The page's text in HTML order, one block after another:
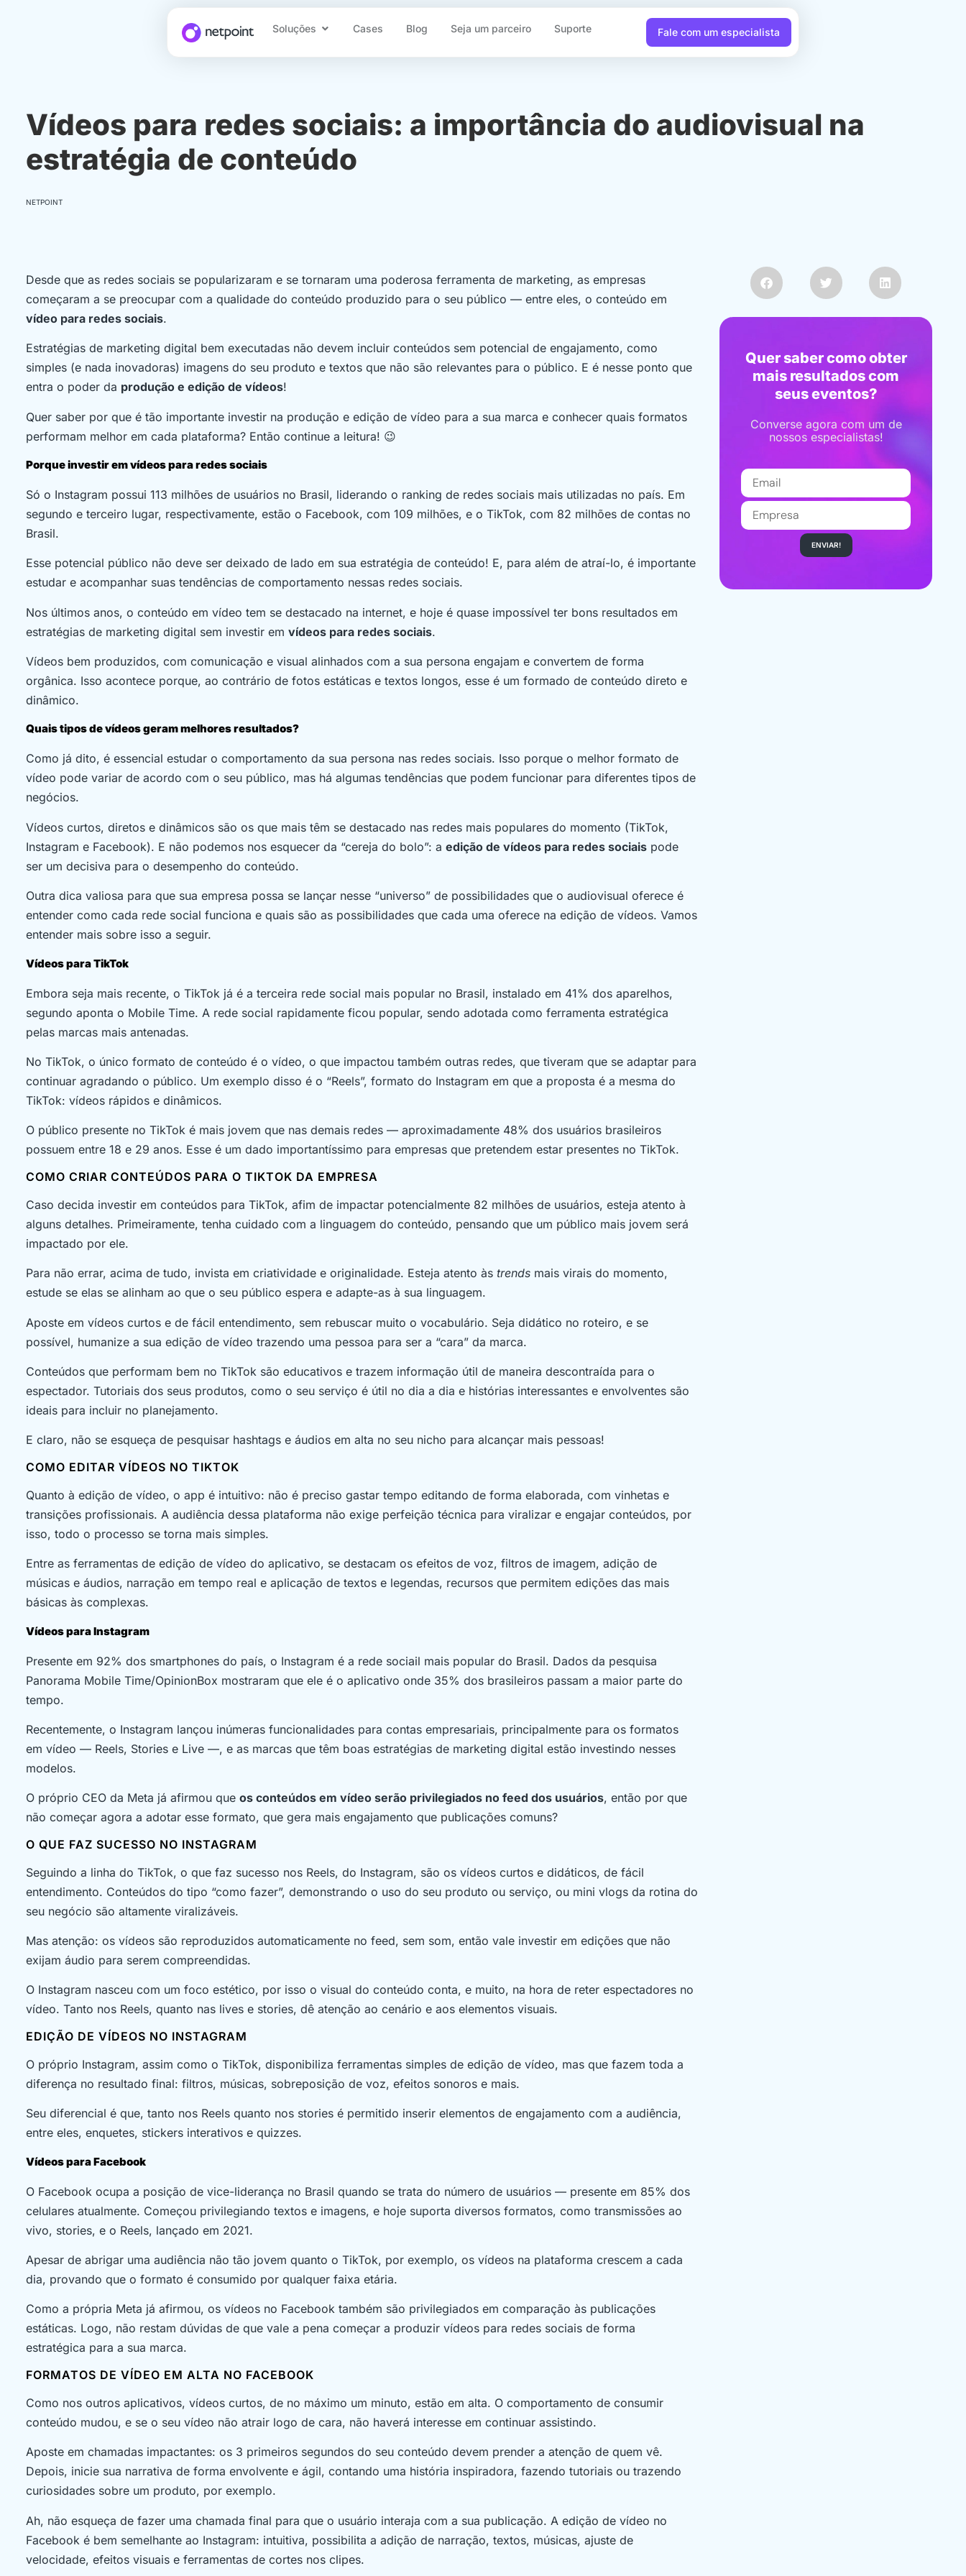
Soluções Cases Blog Seja um parceiro Suporte Fale com um especialista
Vídeos para redes sociais: a importância do audiovisual na
estratégia de conteúdo
NETPOINT
Desde que as redes sociais se popularizaram e se tornaram uma poderosa ferramenta de marketing, as empresas
começaram a se preocupar com a qualidade do conteúdo produzido para o seu público — entre eles, o conteúdo em
vídeo para redes sociais.
Estratégias de marketing digital bem executadas não devem incluir conteúdos sem potencial de engajamento, como
simples (e nada inovadoras) imagens do seu produto e textos que não são relevantes para o público. E é nesse ponto que
entra o poder da produção e edição de vídeos!
Quer saber por que é tão importante investir na produção e edição de vídeo para a sua marca e conhecer quais formatos
performam melhor em cada plataforma? Então continue a leitura! 😉
Porque investir em vídeos para redes sociais
Só o Instagram possui 113 milhões de usuários no Brasil, liderando o ranking de redes sociais mais utilizadas no país. Em
segundo e terceiro lugar, respectivamente, estão o Facebook, com 109 milhões, e o TikTok, com 82 milhões de contas no
Brasil.
Esse potencial público não deve ser deixado de lado em sua estratégia de conteúdo! E, para além de atraí-lo, é importante
estudar e acompanhar suas tendências de comportamento nessas redes sociais.
Nos últimos anos, o conteúdo em vídeo tem se destacado na internet, e hoje é quase impossível ter bons resultados em
estratégias de marketing digital sem investir em vídeos para redes sociais.
Vídeos bem produzidos, com comunicação e visual alinhados com a sua persona engajam e convertem de forma
orgânica. Isso acontece porque, ao contrário de fotos estáticas e textos longos, esse é um formado de conteúdo direto e
dinâmico.
Quais tipos de vídeos geram melhores resultados?
Como já dito, é essencial estudar o comportamento da sua persona nas redes sociais. Isso porque o melhor formato de
vídeo pode variar de acordo com o seu público, mas há algumas tendências que podem funcionar para diferentes tipos de
negócios.
Vídeos curtos, diretos e dinâmicos são os que mais têm se destacado nas redes mais populares do momento (TikTok,
Instagram e Facebook). E não podemos nos esquecer da “cereja do bolo”: a edição de vídeos para redes sociais pode
ser um decisiva para o desempenho do conteúdo.
Outra dica valiosa para que sua empresa possa se lançar nesse “universo” de possibilidades que o audiovisual oferece é
entender como cada rede social funciona e quais são as possibilidades que cada uma oferece na edição de vídeos. Vamos
entender mais sobre isso a seguir.
Vídeos para TikTok
Embora seja mais recente, o TikTok já é a terceira rede social mais popular no Brasil, instalado em 41% dos aparelhos,
segundo aponta o Mobile Time. A rede social rapidamente ficou popular, sendo adotada como ferramenta estratégica
pelas marcas mais antenadas.
No TikTok, o único formato de conteúdo é o vídeo, o que impactou também outras redes, que tiveram que se adaptar para
continuar agradando o público. Um exemplo disso é o “Reels”, formato do Instagram em que a proposta é a mesma do
TikTok: vídeos rápidos e dinâmicos.
O público presente no TikTok é mais jovem que nas demais redes — aproximadamente 48% dos usuários brasileiros
possuem entre 18 e 29 anos. Esse é um dado importantíssimo para empresas que pretendem estar presentes no TikTok.
COMO CRIAR CONTEÚDOS PARA O TIKTOK DA EMPRESA
Caso decida investir em conteúdos para TikTok, afim de impactar potencialmente 82 milhões de usuários, esteja atento à
alguns detalhes. Primeiramente, tenha cuidado com a linguagem do conteúdo, pensando que um público mais jovem será
impactado por ele.
Para não errar, acima de tudo, invista em criatividade e originalidade. Esteja atento às trends mais virais do momento,
estude se elas se alinham ao que o seu público espera e adapte-as à sua linguagem.
Aposte em vídeos curtos e de fácil entendimento, sem rebuscar muito o vocabulário. Seja didático no roteiro, e se
possível, humanize a sua edição de vídeo trazendo uma pessoa para ser a “cara” da marca.
Conteúdos que performam bem no TikTok são educativos e trazem informação útil de maneira descontraída para o
espectador. Tutoriais dos seus produtos, como o seu serviço é útil no dia a dia e histórias interessantes e envolventes são
ideais para incluir no planejamento.
E claro, não se esqueça de pesquisar hashtags e áudios em alta no seu nicho para alcançar mais pessoas!
COMO EDITAR VÍDEOS NO TIKTOK
Quanto à edição de vídeo, o app é intuitivo: não é preciso gastar tempo editando de forma elaborada, com vinhetas e
transições profissionais. A audiência dessa plataforma não exige perfeição técnica para viralizar e engajar conteúdos, por
isso, todo o processo se torna mais simples.
Entre as ferramentas de edição de vídeo do aplicativo, se destacam os efeitos de voz, filtros de imagem, adição de
músicas e áudios, narração em tempo real e aplicação de textos e legendas, recursos que permitem edições das mais
básicas às complexas.
Vídeos para Instagram
Presente em 92% dos smartphones do país, o Instagram é a rede sociail mais popular do Brasil. Dados da pesquisa
Panorama Mobile Time/OpinionBox mostraram que ele é o aplicativo onde 35% dos brasileiros passam a maior parte do
tempo.
Recentemente, o Instagram lançou inúmeras funcionalidades para contas empresariais, principalmente para os formatos
em vídeo — Reels, Stories e Live —, e as marcas que têm boas estratégias de marketing digital estão investindo nesses
modelos.
O próprio CEO da Meta já afirmou que os conteúdos em vídeo serão privilegiados no feed dos usuários, então por que
não começar agora a adotar esse formato, que gera mais engajamento que publicações comuns?
O QUE FAZ SUCESSO NO INSTAGRAM
Seguindo a linha do TikTok, o que faz sucesso nos Reels, do Instagram, são os vídeos curtos e didáticos, de fácil
entendimento. Conteúdos do tipo “como fazer”, demonstrando o uso do seu produto ou serviço, ou mini vlogs da rotina do
seu negócio são altamente viralizáveis.
Mas atenção: os vídeos são reproduzidos automaticamente no feed, sem som, então vale investir em edições que não
exijam áudio para serem compreendidas.
O Instagram nasceu com um foco estético, por isso o visual do conteúdo conta, e muito, na hora de reter espectadores no
vídeo. Tanto nos Reels, quanto nas lives e stories, dê atenção ao cenário e aos elementos visuais.
EDIÇÃO DE VÍDEOS NO INSTAGRAM
O próprio Instagram, assim como o TikTok, disponibiliza ferramentas simples de edição de vídeo, mas que fazem toda a
diferença no resultado final: filtros, músicas, sobreposição de voz, efeitos sonoros e mais.
Seu diferencial é que, tanto nos Reels quanto nos stories é permitido inserir elementos de engajamento com a audiência,
entre eles, enquetes, stickers interativos e quizzes.
Vídeos para Facebook
O Facebook ocupa a posição de vice-liderança no Brasil quando se trata do número de usuários — presente em 85% dos
celulares atualmente. Começou privilegiando textos e imagens, e hoje suporta diversos formatos, como transmissões ao
vivo, stories, e o Reels, lançado em 2021.
Apesar de abrigar uma audiência não tão jovem quanto o TikTok, por exemplo, os vídeos na plataforma crescem a cada
dia, provando que o formato é consumido por qualquer faixa etária.
Como a própria Meta já afirmou, os vídeos no Facebook também são privilegiados em comparação às publicações
estáticas. Logo, não restam dúvidas de que vale a pena começar a produzir vídeos para redes sociais de forma
estratégica para a sua marca.
FORMATOS DE VÍDEO EM ALTA NO FACEBOOK
Como nos outros aplicativos, vídeos curtos, de no máximo um minuto, estão em alta. O comportamento de consumir
conteúdo mudou, e se o seu vídeo não atrair logo de cara, não haverá interesse em continuar assistindo.
Aposte em chamadas impactantes: os 3 primeiros segundos do seu conteúdo devem prender a atenção de quem vê.
Depois, inicie sua narrativa de forma envolvente e ágil, contando uma história inspiradora, fazendo tutoriais ou trazendo
curiosidades sobre um produto, por exemplo.
Ah, não esqueça de fazer uma chamada final para que o usuário interaja com a sua publicação. A edição de vídeo no
Facebook é bem semelhante ao Instagram: intuitiva, possibilita a adição de narração, textos, músicas, ajuste de
velocidade, efeitos visuais e ferramentas de cortes nos clipes.
Quer saber como obter
mais resultados com
seus eventos?
Converse agora com um de
nossos especialistas!
ENVIAR!